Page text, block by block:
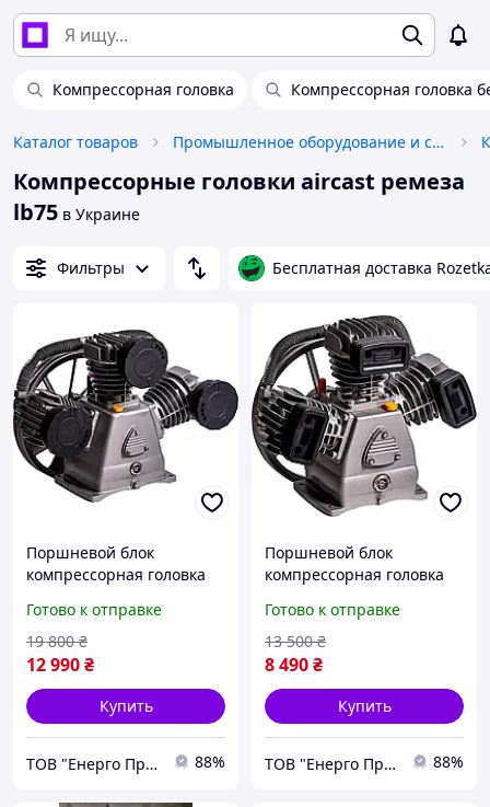
Компрессорная головка Компрессорная головка
Каталог товаров Промышленное оборудование и станки
Компрессорные головки aircast ремеза
lb75 в Украине
Фильтры Бесплатная доставка
Поршневой блок
компрессорная головка
Готово к отправке
12 990₴
19 800 ₴
Купить
ТОВ "Енерго Про" 88%
Поршневой блок
компрессорная головка
Готово к отправке
8 490₴
13 500 ₴
Купить
ТОВ "Енерго Про" 88%